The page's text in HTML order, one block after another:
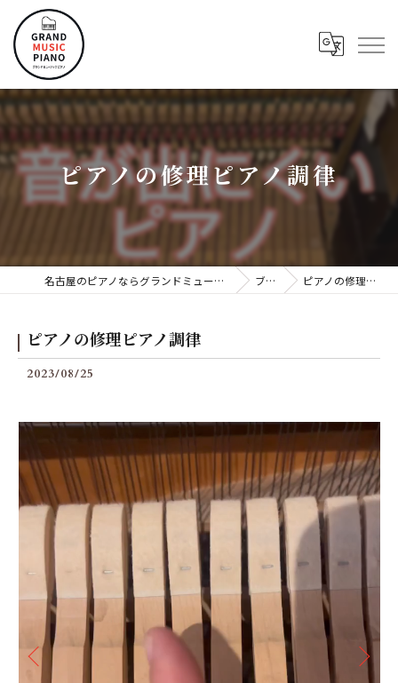
ピアノの修理ピアノ調律
名古屋のピアノならグランドミュージックピアノ株式会社 ブログ ピアノの修理ピアノ調律
ピアノの修理ピアノ調律
2023/08/25